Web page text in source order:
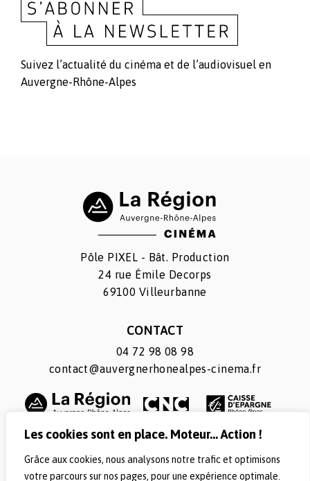
Les cookies sont en place. Moteur... Action !
Grâce aux cookies, nous analysons notre trafic et optimisons
votre parcours sur nos pages, pour une expérience optimale.
Suivez l’actualité du cinéma et de l’audiovisuel en
Auvergne-Rhône-Alpes
Pôle PIXEL - Bât. Production
24 rue Émile Decorps
69100 Villeurbanne
CONTACT
04 72 98 08 98
contact@auvergnerhonealpes-cinema.fr
SUIVEZ-NOUS